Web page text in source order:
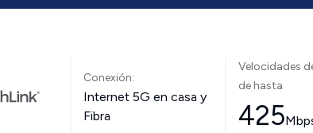
Conexión:
Internet 5G en casa y
Fibra
Velocidades
de hasta
425